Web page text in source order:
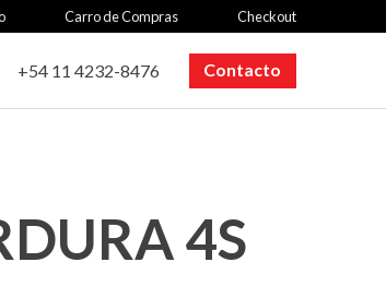
Carro de Compras Checkout
+54 11 4232-8476 Contacto
4S